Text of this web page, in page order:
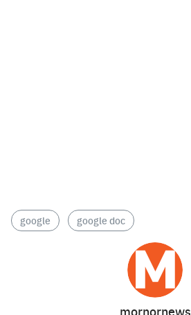
google google doc
mornornews